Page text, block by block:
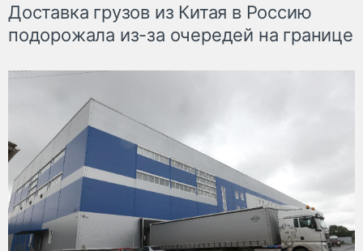
Доставка грузов из Китая в Россию
подорожала из-за очередей на границе